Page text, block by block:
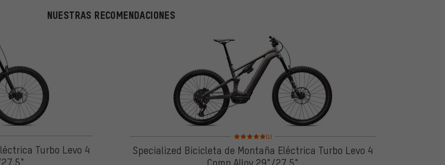
NUESTRAS RECOMENDACIONES
Turbo Levo 4
Valoración media: 5 de 5 basada en 1 reseñas
(1)
Specialized Bicicleta de Montaña Eléctrica Turbo Levo 4
Comp Alloy 29"/27,5"